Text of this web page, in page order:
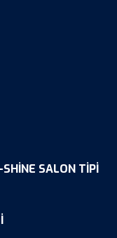
SALON TIPI